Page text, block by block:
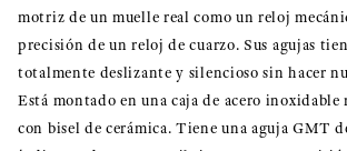
motriz de un muelle real como un reloj
precisión de un reloj de cuarzo. Sus agujas
totalmente deslizante y silencioso sin hacer
Está montado en una caja de acero inoxidable
con bisel de cerámica. Tiene una aguja GMT